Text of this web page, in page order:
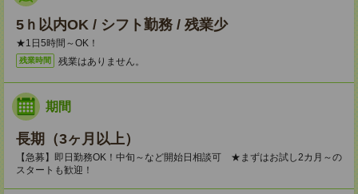
5ｈ以内OK / シフト勤務 / 残業少
★1日5時間～OK！
残業時間 残業はありません。
期間
長期（3ヶ月以上）
【急募】即日勤務OK！中旬～など開始日相談可 ★まずはお試し2カ月～の
スタートも歓迎！